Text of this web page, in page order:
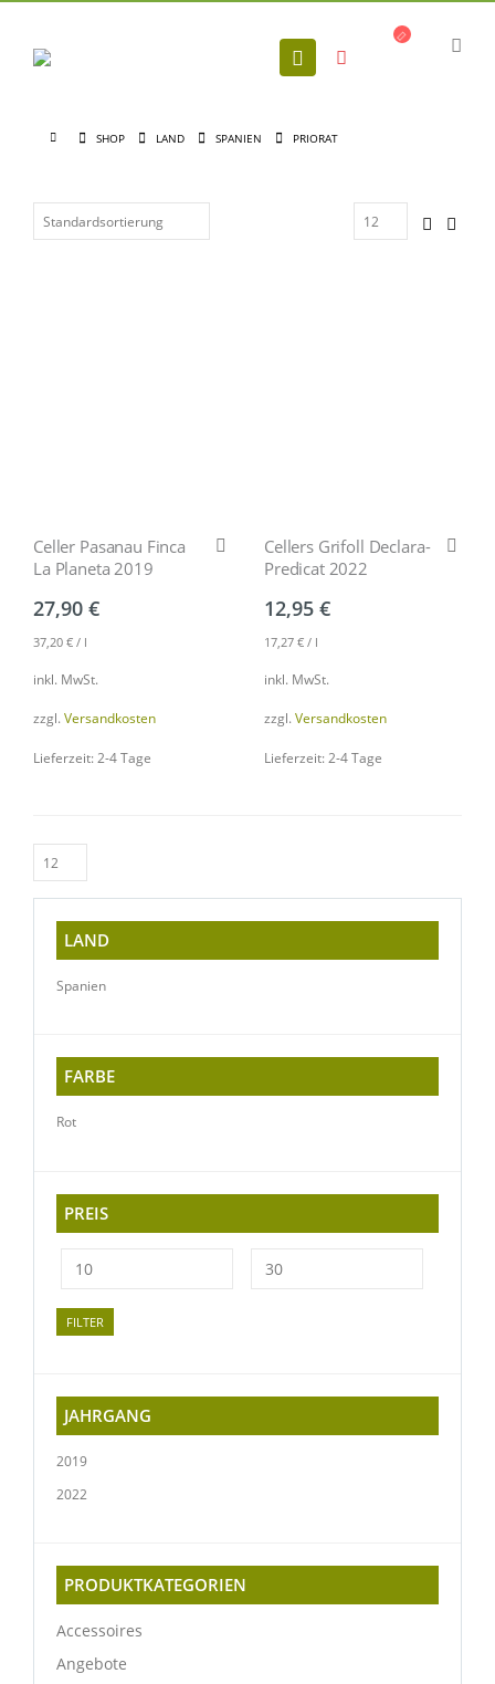
SHOP LAND SPANIEN PRIORAT
Celler Pasanau Finca
La Planeta 2019
27,90 €
37,20 € / l
inkl. MwSt.
zzgl. Versandkosten
Lieferzeit: 2-4 Tage
Cellers Grifoll Declara-
Predicat 2022
12,95 €
17,27 € / l
inkl. MwSt.
zzgl. Versandkosten
Lieferzeit: 2-4 Tage
LAND
Spanien
FARBE
Rot
PREIS
FILTER
JAHRGANG
2019
2022
PRODUKTKATEGORIEN
Accessoires
Angebote